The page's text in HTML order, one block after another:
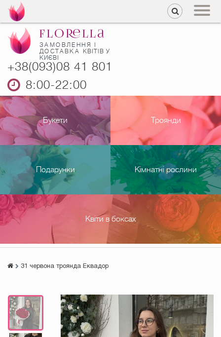
ЗАМОВЛЕННЯ І
ДОСТАВКА КВІТІВ У
КИЄВІ
+38(093)08 41 801
8:00-22:00
Букети Троянди
Подарунки Кімнатні рослини
Квіти в боксах
31 червона троянда Еквадор